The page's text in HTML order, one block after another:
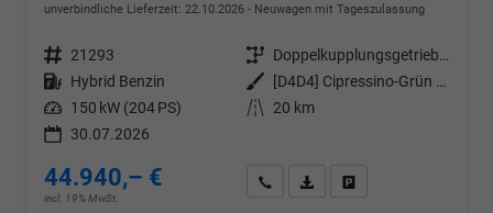
unverbindliche Lieferzeit: 22.10.2026 Neuwagen mit Tageszulassung
Fahrzeugnr. 21293 Getriebe
Doppelkupplungsgetriebe (DSG)
Kraftstoff Hybrid Benzin Außenfarbe
[D4D4] Cipressino-Grün Metallic
Leistung 150 kW (204 PS) Kilometerstand
20 km
30.07.2026
44.940,– €
incl. 19% MwSt.
Wir rufen Sie anPDF-Datei, Fahrzeugexposé